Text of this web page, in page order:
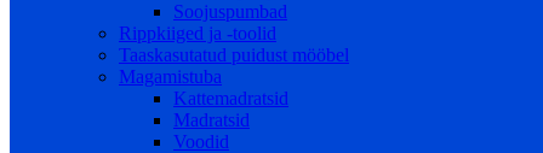
Soojuspumbad
Rippkiiged ja -toolid
Taaskasutatud puidust mööbel
Magamistuba
Kattemadratsid
Madratsid
Voodid